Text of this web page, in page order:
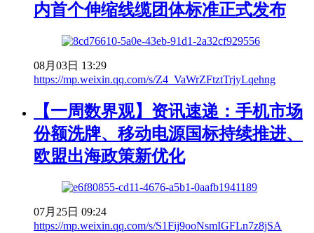
内首个伸缩线缆团体标准正式发布
08月03日 13:29
https://mp.weixin.qq.com/s/Z4_VaWrZFtztTrjyLqehng
【一周数界观】资讯速递：手机市场
份额洗牌、移动电源国标持续推进、
欧盟出海政策新优化
07月25日 09:24
https://mp.weixin.qq.com/s/S1Fij9ooNsmIGFLn7z8jSA